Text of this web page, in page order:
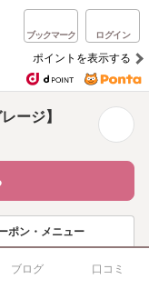
ブックマーク ログイン
ポイントを表示する
ージ】
ポン・メニュー
ブログ 口コミ